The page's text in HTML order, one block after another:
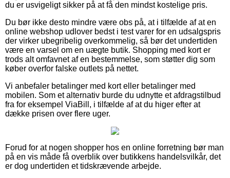
du er usvigeligt sikker på at få den mindst kostelige pris.
Du bør ikke desto mindre være obs på, at i tilfælde af at en
online webshop udlover bedst i test varer for en udsalgspris
der virker ubegribelig overkommelig, så bør det undertiden
være en varsel om en uægte butik. Shopping med kort er
trods alt omfavnet af en bestemmelse, som støtter dig som
køber overfor falske outlets på nettet.
Vi anbefaler betalinger med kort eller betalinger med
mobilen. Som et alternativ burde du udnytte et afdragstilbud
fra for eksempel ViaBill, i tilfælde af at du higer efter at
dække prisen over flere uger.
Forud for at nogen shopper hos en online forretning bør man
på en vis måde få overblik over butikkens handelsvilkår, det
er dog undertiden et tidskrævende arbejde.